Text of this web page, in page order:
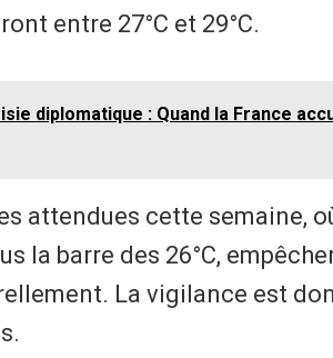
entre 27°C et 29°C.
diplomatique : Quand la France
attendues cette semaine,
la barre des 26°C,
La vigilance est